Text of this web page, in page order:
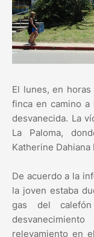
El lunes, en
finca en camino a
desvanecida. La
La Paloma,
Katherine Dahiana
De acuerdo a la
la joven estaba
gas del
relevamiento en